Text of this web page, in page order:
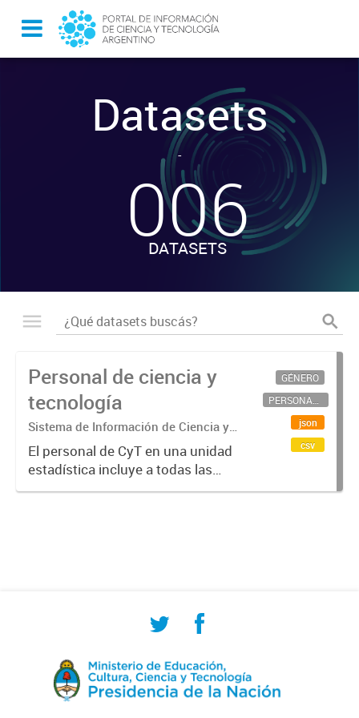
Datasets
-
006
DATASETS
Personal de ciencia y
tecnología
Sistema de Información de Ciencia y
Tecnología Argentino (SICYTAR)
El personal de CyT en una unidad
estadística incluye a todas las
personas involucradas
GÉNERO
PERSONAL CIENTÍFICO-TECNOLÓGICO
json
csv